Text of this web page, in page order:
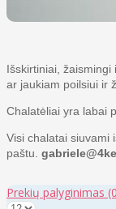
Išskirtiniai,
ar jaukiam poilsiui ir
Chalatėliai yra labai
Visi chalatai siuvami
paštu.
Prekių palyginimas